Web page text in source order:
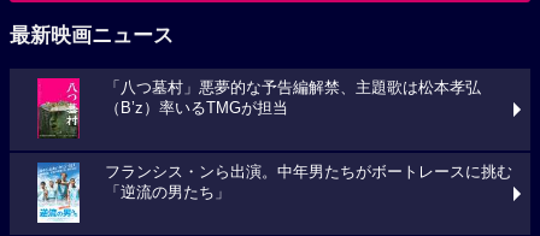
最新映画ニュース
「八つ墓村」悪夢的な予告編解禁、主題歌は松本孝弘
（B’z）率いるTMGが担当
フランシス・ンら出演。中年男たちがボートレースに挑む
「逆流の男たち」